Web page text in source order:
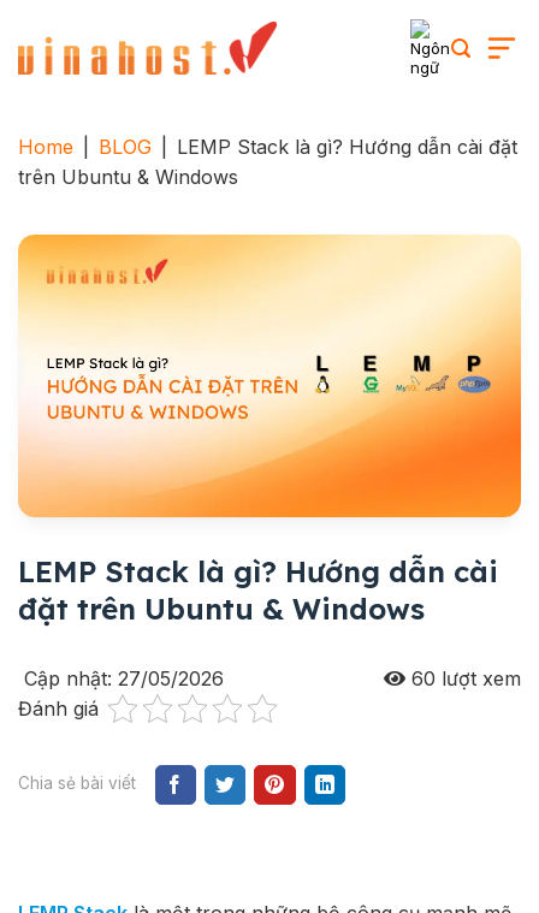
content
Home BLOG
LEMP Stack là gì? Hướng dẫn cài đặt
trên Ubuntu & Windows
LEMP Stack là gì? Hướng dẫn cài
đặt trên Ubuntu & Windows
Cập nhật: 27/05/2026 60 lượt xem
Đánh giá
Chia sẻ bài viết